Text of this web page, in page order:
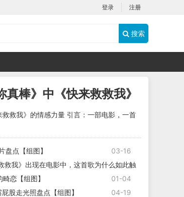
登录 注册
搜索
棒》中《快来救救我》
感力量
救我》的情感力量 引言：一部电影，一首
盘点【组图】
03-16
救我》出现在电影中，这首歌为什么如此触
03-27
恋【组图】
01-04
股走光照盘点【组图】
04-19